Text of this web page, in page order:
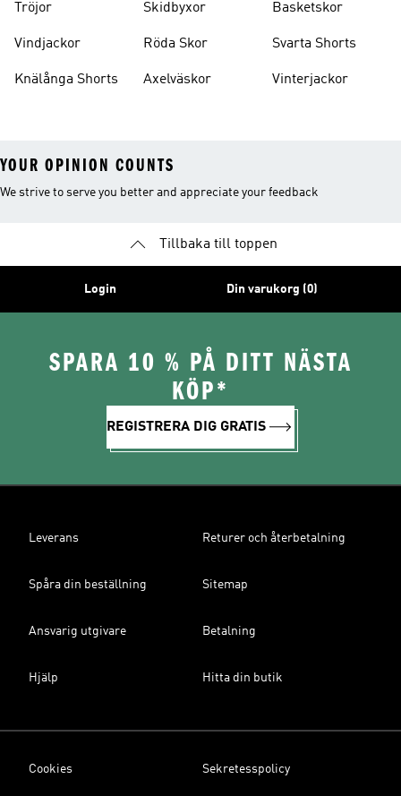
Tröjor
Vindjackor
Knälånga Shorts
Skidbyxor
Röda Skor
Axelväskor
Basketskor
Svarta Shorts
Vinterjackor
YOUR OPINION COUNTS
We strive to serve you better and appreciate your feedback
Tillbaka till toppen
Login Din varukorg (0)
SPARA 10 % PÅ DITT NÄSTA
KÖP*
REGISTRERA DIG GRATIS
Leverans Returer och återbetalning
Spåra din beställning Sitemap
Ansvarig utgivare Betalning
Hjälp Hitta din butik
Cookies Sekretesspolicy